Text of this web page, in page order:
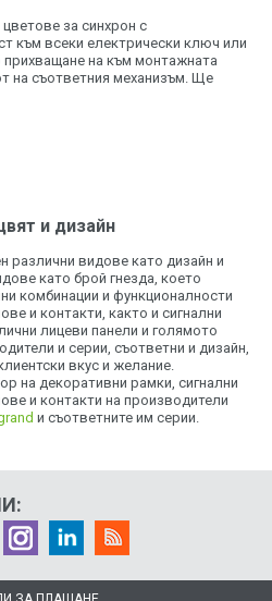
за синхрон с
към всеки електрически ключ или
прихващане на към монтажната
на съответния механизъм. Ще
и дизайн
различни видове като дизайн и
като брой гнезда, което
комбинации и функционалности
и контакти, както и сигнални
лицеви панели и голямото
и серии, съответни и дизайн,
вкус и желание.
на декоративни рамки, сигнални
и контакти на производители
и съответните им серии.